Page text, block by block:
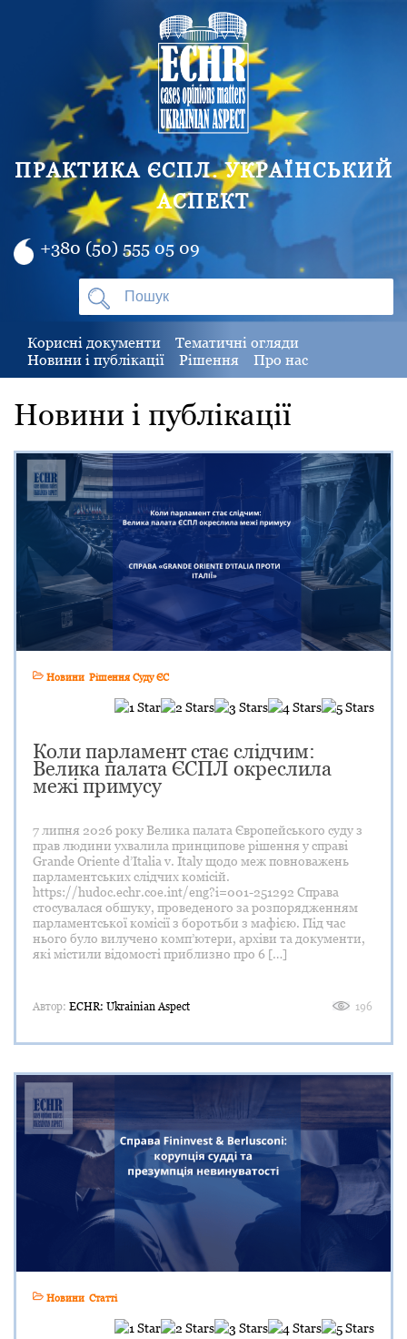
ПРАКТИКА ЄСПЛ. УКРАЇНСЬКИЙ
АСПЕКТ
+380 (50) 555 05 09
Корисні документи
Тематичні огляди
Новини і публікації
Рішення Про нас
Новини і публікації
Новини Рішення Суду ЄС
Коли парламент стає слідчим:
Велика палата ЄСПЛ окреслила
межі примусу
7 липня 2026 року Велика палата Європейського суду з
прав людини ухвалила принципове рішення у справі
Grande Oriente d’Italia v. Italy щодо меж повноважень
парламентських слідчих комісій.
https://hudoc.echr.coe.int/eng?i=001-251292 Справа
стосувалася обшуку, проведеного за розпорядженням
парламентської комісії з боротьби з мафією. Під час
нього було вилучено комп’ютери, архіви та документи,
які містили відомості приблизно про 6 […]
Автор: ECHR: Ukrainian Aspect 196
Новини Статті